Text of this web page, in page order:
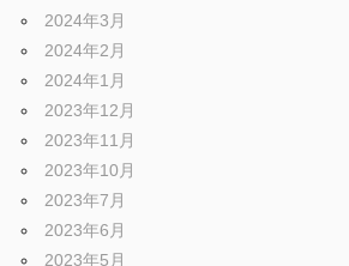
2024年3月
2024年2月
2024年1月
2023年12月
2023年11月
2023年10月
2023年7月
2023年6月
2023年5月